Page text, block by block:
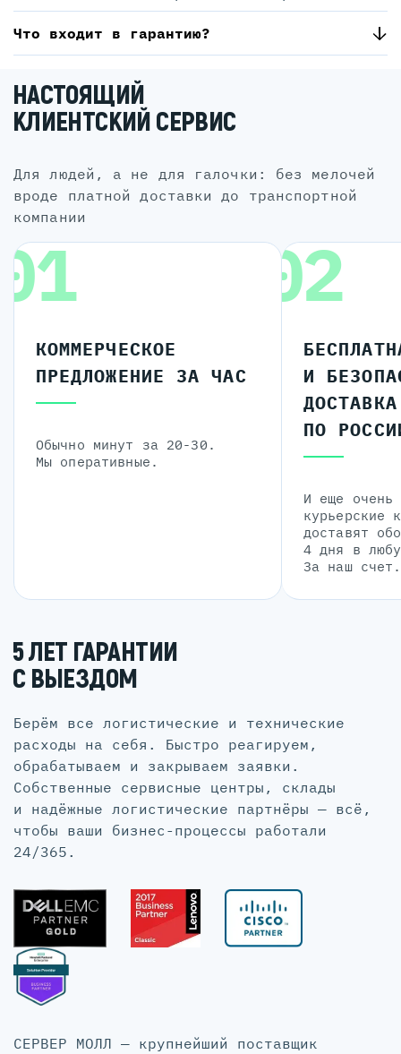
Что входит в гарантию?
НАСТОЯЩИЙ
КЛИЕНТСКИЙ СЕРВИС
для людей, а не для галочки: без мелочей
вроде платной доставки до транспортной
компании
КОММЕРЧЕСКОЕ
ПРЕДЛОЖЕНИЕ ЗА ЧАС
Обычно минут за 20-30.
Мы оперативные.
02
И
ДОСТАВКА
ПО
И еще очень
курьерские
доставят
4 дня в
За наш счет.
5 ЛЕТ ГАРАНТИИ
С ВЫЕЗДОМ
Берём все логистические и технические
расходы на себя. Быстро реагируем,
обрабатываем и закрываем заявки.
Собственные сервисные центры, склады
и надёжные логистические партнёры — всё,
чтобы ваши бизнес-процессы работали
24/365.
СЕРВЕР МОЛЛ — крупнейший поставщик